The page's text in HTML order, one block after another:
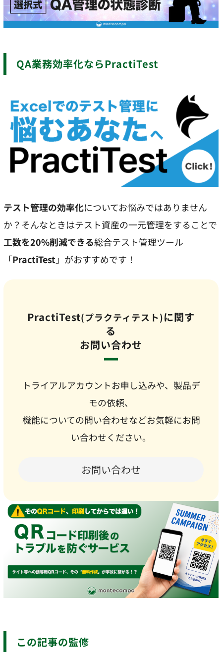
QA業務効率化ならPractiTest
テスト管理の効率化についてお悩みではありません
か？そんなときはテスト資産の一元管理をすることで
工数を20%削減できる総合テスト管理ツール
「PractiTest 」がおすすめです！
PractiTest(プラクティテスト)に関す
る
お問い合わせ
トライアルアカウントお申し込みや、製品デ
モの依頼、
機能についての問い合わせなどお気軽にお問
い合わせください。
お問い合わせ
この記事の監修